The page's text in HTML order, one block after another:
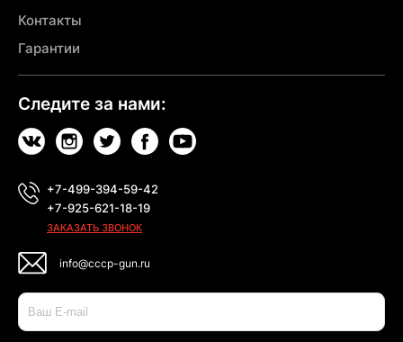
Контакты
Гарантии
Следите за нами:
+7-499-394-59-42
+7-925-621-18-19
ЗАКАЗАТЬ ЗВОНОК
info@cccp-gun.ru